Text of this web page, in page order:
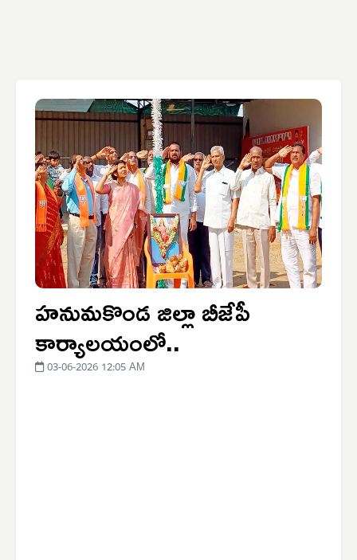
హనుమకొండ జిల్లా బీజేపీ
కార్యాలయంలో..
03-06-2026 12:05 AM